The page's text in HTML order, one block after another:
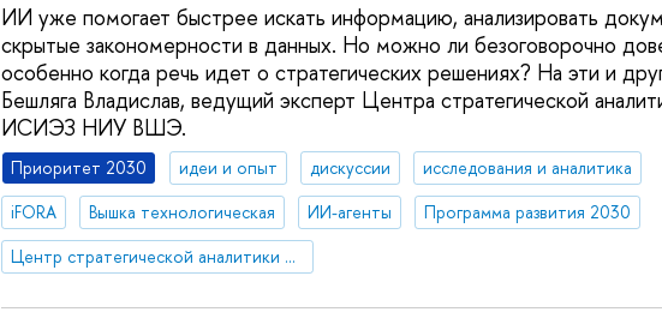
ИИ уже помогает быстрее искать информацию, анализировать
скрытые закономерности в данных. Но можно ли безоговорочно
особенно когда речь идет о стратегических решениях? На эти и
Бешляга Владислав, ведущий эксперт Центра стратегической
ИСИЭЗ НИУ ВШЭ.
Приоритет 2030 идеи и опыт дискуссии
исследования и аналитика
iFORA
Вышка технологическая ИИ-агенты
Программа развития 2030
Центр стратегической аналитики и больших данных